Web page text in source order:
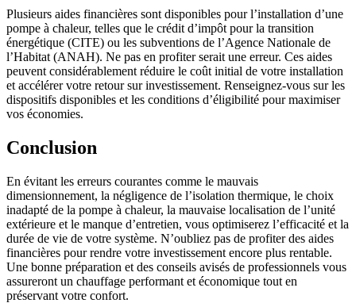
Plusieurs aides financières sont disponibles pour l’installation d’une
pompe à chaleur, telles que le crédit d’impôt pour la transition
énergétique (CITE) ou les subventions de l’Agence Nationale de
l’Habitat (ANAH). Ne pas en profiter serait une erreur. Ces aides
peuvent considérablement réduire le coût initial de votre installation
et accélérer votre retour sur investissement. Renseignez-vous sur les
dispositifs disponibles et les conditions d’éligibilité pour maximiser
vos économies.
Conclusion
En évitant les erreurs courantes comme le mauvais
dimensionnement, la négligence de l’isolation thermique, le choix
inadapté de la pompe à chaleur, la mauvaise localisation de l’unité
extérieure et le manque d’entretien, vous optimiserez l’efficacité et la
durée de vie de votre système. N’oubliez pas de profiter des aides
financières pour rendre votre investissement encore plus rentable.
Une bonne préparation et des conseils avisés de professionnels vous
assureront un chauffage performant et économique tout en
préservant votre confort.